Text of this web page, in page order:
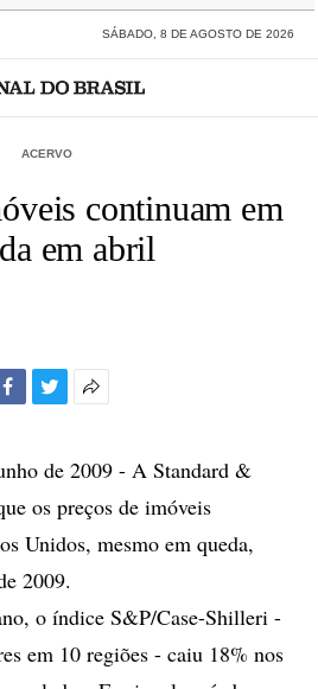
SÁBADO, 8 DE AGOSTO DE 2026
ACERVO
continuam em
em abril
compartilhamento
de 2009 - A Standard &
os preços de imóveis
Unidos, mesmo em queda,
2009.
o índice S&P/Case-Shilleri -
em 10 regiões - caiu 18% nos